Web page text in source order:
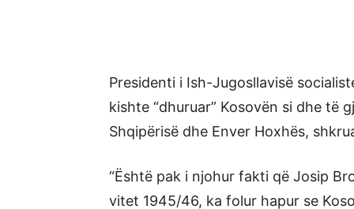
Presidenti i Ish-Jugosllavisë
kishte “dhuruar” Kosovën si dhe të
Shqipërisë dhe Enver Hoxhës,
“Është pak i njohur fakti që Josip
vitet 1945/46, ka folur hapur se